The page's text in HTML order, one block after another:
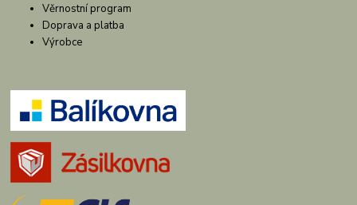
Věrnostní program
Doprava a platba
Výrobce